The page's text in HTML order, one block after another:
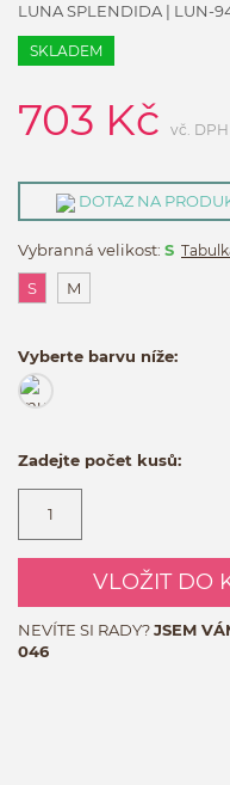
LUNA SPLENDIDA | LUN-
SKLADEM
703 Kč vč. DPH
DOTAZ NA
Vybranná velikost: S
S M
Vyberte barvu níže:
Zadejte počet kusů:
VLOŽIT DO
NEVÍTE SI RADY?JSEM
046